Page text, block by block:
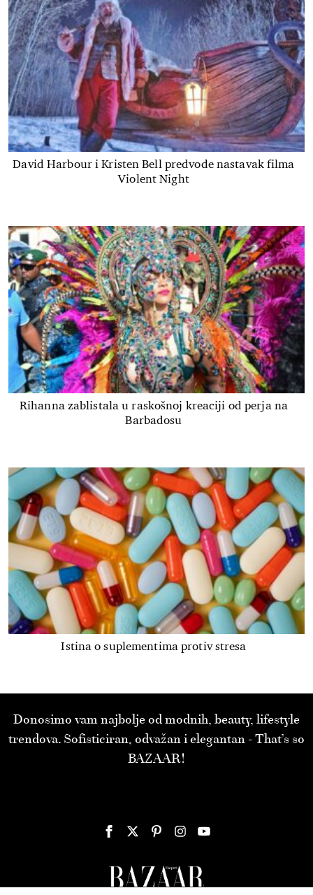
David Harbour i Kristen Bell predvode nastavak filma
Violent Night
Rihanna zablistala u raskošnoj kreaciji od perja na
Barbadosu
Istina o suplementima protiv stresa
Donosimo vam najbolje od modnih, beauty, lifestyle
trendova. Sofisticiran, odvažan i elegantan - That’s so
BAZAAR!